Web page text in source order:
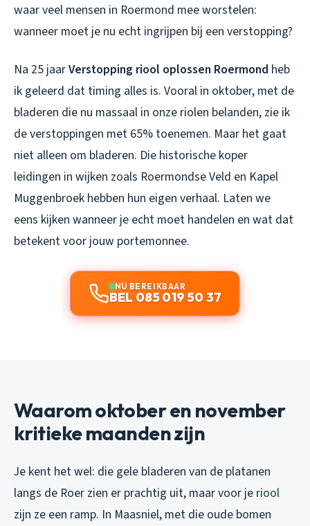
waar veel mensen in Roermond mee worstelen:
wanneer moet je nu echt ingrijpen bij een verstopping?
Na 25 jaarVerstopping riool oplossen Roermond heb
ik geleerd dat timing alles is. Vooral in oktober, met de
bladeren die nu massaal in onze riolen belanden, zie ik
de verstoppingen met 65% toenemen. Maar het gaat
niet alleen om bladeren. Die historische koper
leidingen in wijken zoals Roermondse Veld en Kapel
Muggenbroek hebben hun eigen verhaal. Laten we
eens kijken wanneer je echt moet handelen en wat dat
betekent voor jouw portemonnee.
NU BEREIKBAAR
BEL 085 019 50 37
Waarom oktober en november
kritieke maanden zijn
Je kent het wel: die gele bladeren van de platanen
langs de Roer zien er prachtig uit, maar voor je riool
zijn ze een ramp. In Maasniel, met die oude bomen